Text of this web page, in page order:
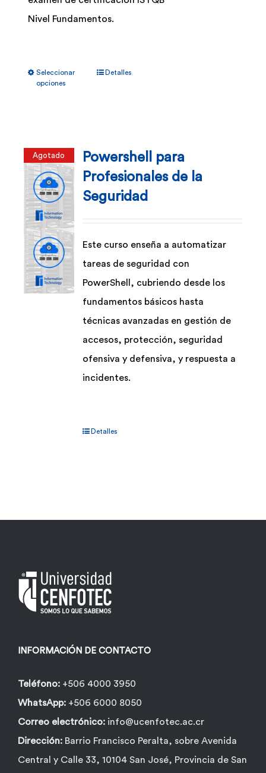
Nivel Fundamentos.
Seleccionar
opciones
Las
opciones
se
Detalles
Agotado
Powershell para
Profesionales de la
Seguridad
Este curso enseña a automatizar
tareas de seguridad con
PowerShell, cubriendo desde los
fundamentos básicos hasta
técnicas avanzadas en gestión de
accesos, protección, seguridad
ofensiva y defensiva, y respuesta a
incidentes.
Detalles
INFORMACIÓN DE CONTACTO
Teléfono: +506 4000 3950
WhatsApp: +506 6000 8050
Correo electrónico: info@ucenfotec.ac.cr
Dirección: Barrio Francisco Peralta, sobre Avenida
Central y Calle 33, 10104 San José, Provincia de San